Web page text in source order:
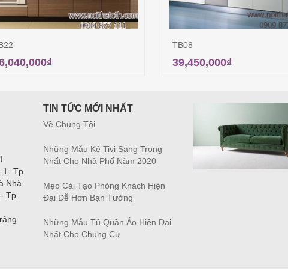
₫
TB08
39,450,000₫
1- Tp
Nhà
Tp
TIN TỨC MỚI NHẤT
Về Chúng Tôi
Những Mẫu Kệ Tivi Sang Trọng
Nhất Cho Nhà Phố Năm 2020
Mẹo Cải Tạo Phòng Khách Hiện
Đại Dễ Hơn Bạn Tưởng
Những Mẫu Tủ Quần Áo Hiện Đại
Nhất Cho Chung Cư